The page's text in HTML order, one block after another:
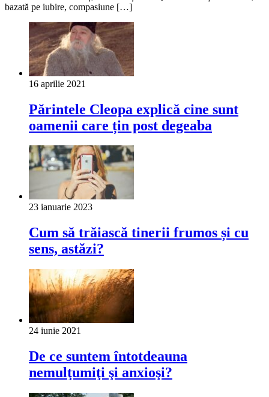
bazată pe iubire, compasiune […]
16 aprilie 2021
Părintele Cleopa explică cine sunt
oamenii care țin post degeaba
23 ianuarie 2023
Cum să trăiască tinerii frumos și cu
sens, astăzi?
24 iunie 2021
De ce suntem întotdeauna
nemulţumiţi şi anxioşi?